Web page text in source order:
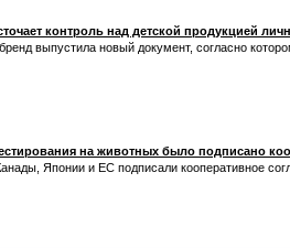
контроль над детской продукцией
выпустила новый документ, согласно
на животных было подписано
Японии и ЕС подписали кооперативное